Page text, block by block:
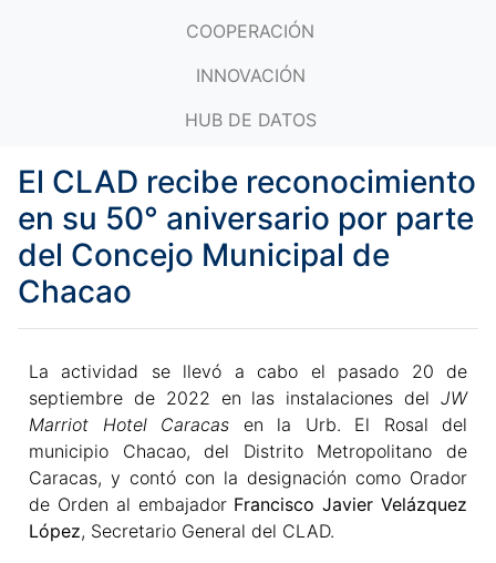
COOPERACIÓN
INNOVACIÓN
HUB DE DATOS
El CLAD recibe reconocimiento
en su 50° aniversario por parte
del Concejo Municipal de
Chacao
La actividad se llevó a cabo el pasado 20 de
septiembre de 2022 en las instalaciones del JW
Marriot Hotel Caracas en la Urb. El Rosal del
municipio Chacao, del Distrito Metropolitano de
Caracas, y contó con la designación como Orador
de Orden al embajador Francisco Javier Velázquez
López, Secretario General del CLAD.